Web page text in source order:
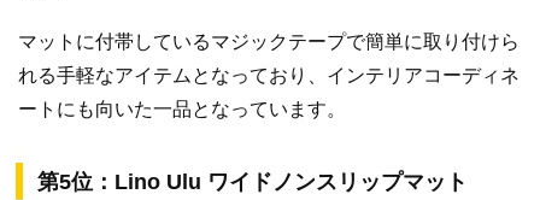
マットに付帯しているマジックテープで簡単に取り付けら
れる手軽なアイテムとなっており、インテリアコーディネ
ートにも向いた一品となっています。
第5位：Lino Ulu ワイドノンスリップマット